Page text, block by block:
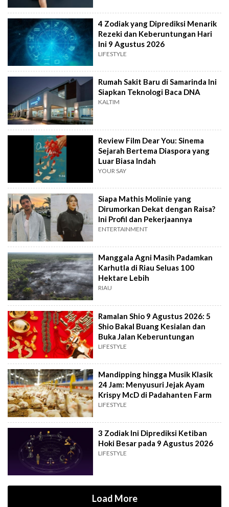
4 Zodiak yang Diprediksi Menarik
Rezeki dan Keberuntungan Hari
Ini 9 Agustus 2026
LIFESTYLE
Rumah Sakit Baru di Samarinda Ini
Siapkan Teknologi Baca DNA
KALTIM
Review Film Dear You: Sinema
Sejarah Bertema Diaspora yang
Luar Biasa Indah
YOUR SAY
Siapa Mathis Molinie yang
Dirumorkan Dekat dengan Raisa?
Ini Profil dan Pekerjaannya
ENTERTAINMENT
Manggala Agni Masih Padamkan
Karhutla di Riau Seluas 100
Hektare Lebih
RIAU
Ramalan Shio 9 Agustus 2026: 5
Shio Bakal Buang Kesialan dan
Buka Jalan Keberuntungan
LIFESTYLE
Mandipping hingga Musik Klasik
24 Jam: Menyusuri Jejak Ayam
Krispy McD di Padahanten Farm
LIFESTYLE
3 Zodiak Ini Diprediksi Ketiban
Hoki Besar pada 9 Agustus 2026
LIFESTYLE
Load More